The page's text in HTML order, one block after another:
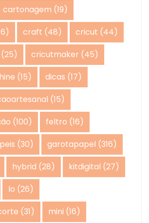
cartonagem (19)
craft (48) cricut (44)
(25) cricutmaker (45)
(15) dicas (17)
(15)
(100) feltro (16)
(30) garotapapel (316)
hybrid (28) kitdigital (27)
lo (26)
(31) mini (16)